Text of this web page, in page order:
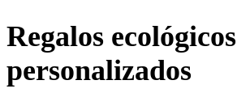
Regalos ecológicos
personalizados